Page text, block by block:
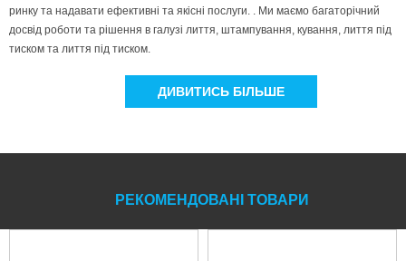
ринку та надавати ефективні та якісні послуги. . Ми маємо багаторічний
досвід роботи та рішення в галузі лиття, штампування, кування, лиття під
тиском та лиття під тиском.
ДИВИТИСЬ БІЛЬШЕ
РЕКОМЕНДОВАНІ ТОВАРИ